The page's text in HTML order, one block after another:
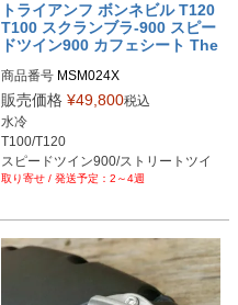
トライアンフ ボンネビル T120
T100 スクランブラ-900 スピー
ドツイン900 カフェシート The
商品番号 MSM024X
販売価格 ¥49,800税込
水冷
T100/T120
スピードツイン900/ストリートツイ
ン
ブラー900
ストリートカップ
2～4週